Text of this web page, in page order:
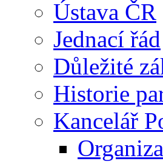
Ústava ČR
Jednací řád
Důležité
Historie
Kancelář